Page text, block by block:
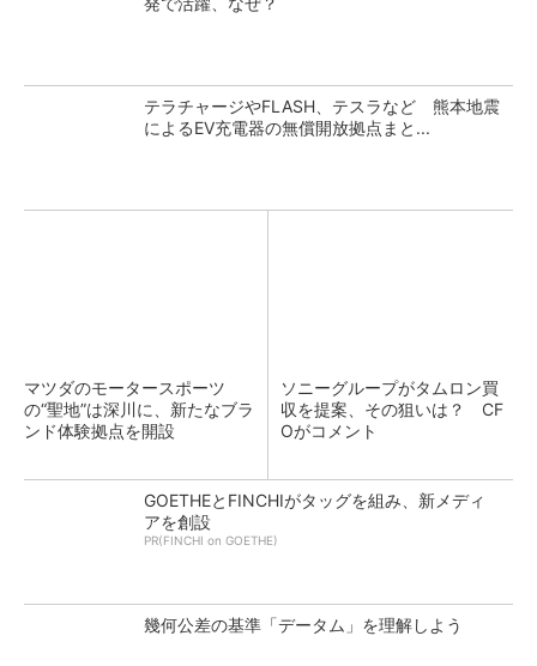
テラチャージやFLASH、テスラなど 熊本地震
によるEV充電器の無償開放拠点まと...
マツダのモータースポーツ
の“聖地”は深川に、新たなブラ
ンド体験拠点を開設
ソニーグループがタムロン買
収を提案、その狙いは？ CF
Oがコメント
GOETHEとFINCHIがタッグを組み、新メディ
アを創設
PR(FINCHI on GOETHE)
幾何公差の基準「データム」を理解しよう